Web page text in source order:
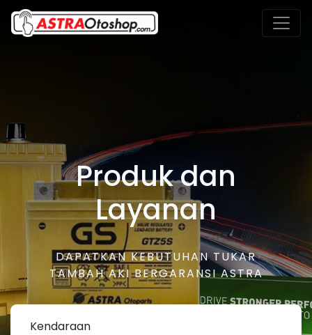
Produk dan
Layanan
DAPATKAN KEBUTUHAN TUKAR
TAMBAH AKI BERGARANSI ASTRA
Kendaraan